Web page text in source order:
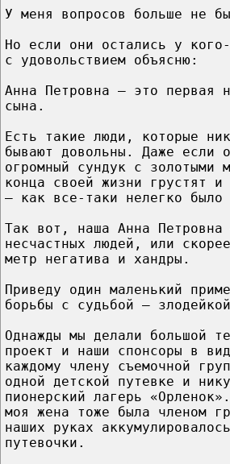
У меня вопросов больше не
Но если они остались у
с удовольствием объясню:
Анна Петровна – это первая
сына.
Есть такие люди, которые
бывают довольны. Даже если
огромный сундук с золотыми
конца своей жизни грустят и
– как все-таки нелегко было
Так вот, наша Анна Петровна
несчастных людей, или
метр негатива и хандры.
Приведу один маленький
борьбы с судьбой –
Однажды мы делали большой
проект и наши спонсоры в
каждому члену съемочной
одной детской путевке и
пионерский лагерь
моя жена тоже была членом
наших руках
путевочки.